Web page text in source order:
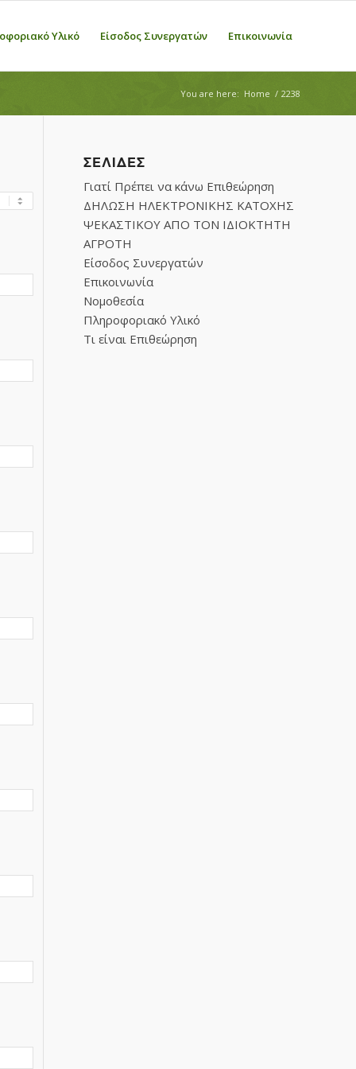
Υλικό Είσοδος Συνεργατών Επικοινωνία
You are here: Home / 2238
ΣΕΛΊΔΕΣ
Γιατί Πρέπει να κάνω Επιθεώρηση
ΔΗΛΩΣΗ ΗΛΕΚΤΡΟΝΙΚΗΣ ΚΑΤΟΧΗΣ
ΨΕΚΑΣΤΙΚΟΥ ΑΠΟ ΤΟΝ ΙΔΙΟΚΤΗΤΗ
ΑΓΡΟΤΗ
Είσοδος Συνεργατών
Επικοινωνία
Νομοθεσία
Πληροφοριακό Υλικό
Τι είναι Επιθεώρηση